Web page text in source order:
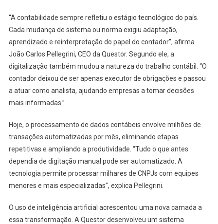
“A contabilidade sempre refletiu o estágio tecnológico do país.
Cada mudança de sistema ou norma exigiu adaptação,
aprendizado e reinterpretação do papel do contador”, afirma
João Carlos Pellegrini, CEO da Questor. Segundo ele, a
digitalização também mudou a natureza do trabalho contábil. “O
contador deixou de ser apenas executor de obrigações e passou
a atuar como analista, ajudando empresas a tomar decisões
mais informadas.”
Hoje, o processamento de dados contábeis envolve milhões de
transações automatizadas por mês, eliminando etapas
repetitivas e ampliando a produtividade. “Tudo o que antes
dependia de digitação manual pode ser automatizado. A
tecnologia permite processar milhares de CNPJs com equipes
menores e mais especializadas”, explica Pellegrini.
O uso de inteligência artificial acrescentou uma nova camada a
essa transformação. A Questor desenvolveu um sistema